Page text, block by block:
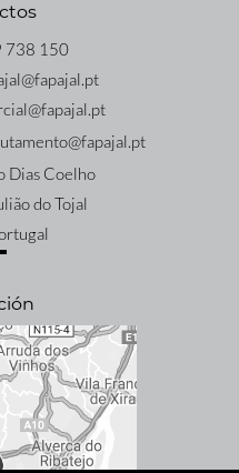
150
Dias Coelho
do Tojal